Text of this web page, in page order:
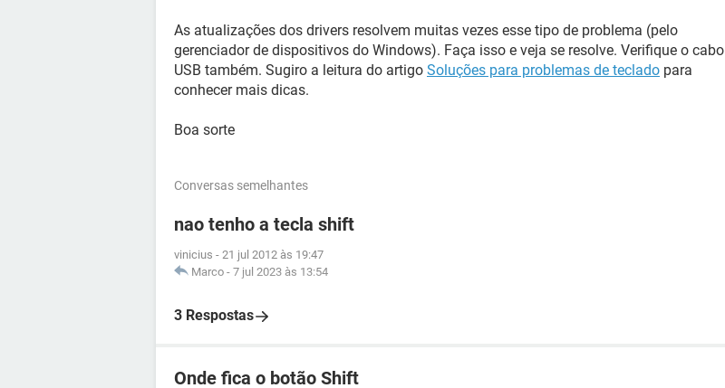
As atualizações dos drivers resolvem muitas vezes esse tipo de problema (pelo
gerenciador de dispositivos do Windows). Faça isso e veja se resolve. Verifique o cabo
USB também. Sugiro a leitura do artigo Soluções para problemas de teclado para
conhecer mais dicas.
Boa sorte
Conversas semelhantes
nao tenho a tecla shift
vinicius - 21 jul 2012 às 19:47
Marco - 7 jul 2023 às 13:54
3 Respostas
Onde fica o botão Shift